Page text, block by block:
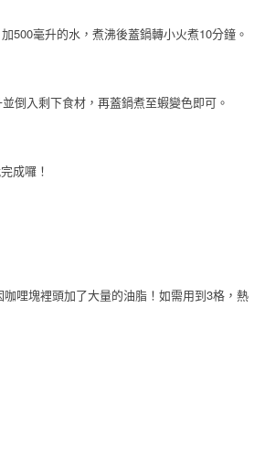
500毫升的水，煮沸後蓋鍋轉小火煮10分鐘。
倒入剩下食材，再蓋鍋煮至蝦變色即可。
成囉！
哩塊裡頭加了大量的油脂！如需用到3格，熱